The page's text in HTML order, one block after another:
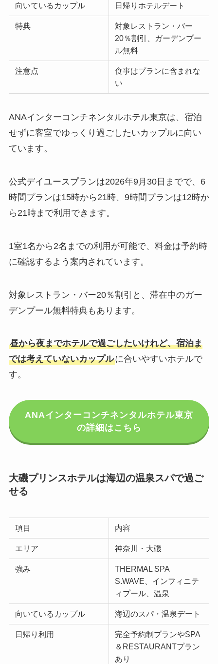
向いているカップル 日帰りホテルデート
特典
対象レストラン・バー
20％割引、ガーデンプー
ル無料
注意点
食事はプランに含まれな
い
ANAインターコンチネンタルホテル東京は、宿泊
せずに客室でゆっくり過ごしたいカップルに向い
ています。
公式デイユースプランは2026年9月30日までで、6
時間プランは15時から21時、9時間プランは12時か
ら21時まで利用できます。
1室1名から2名までの利用が可能で、料金は予約時
に確認するよう案内されています。
対象レストラン・バー20％割引と、滞在中のガー
デンプール無料特典もあります。
昼から夜までホテルで過ごしたいけれど、宿泊ま
では考えていないカップルに合いやすいホテルで
す。
ANAインターコンチネンタルホテル東京
の詳細はこちら
大磯プリンスホテルは海辺の温泉スパで過ご
せる
項目 内容
エリア 神奈川・大磯
強み
THERMAL SPA
S.WAVE、インフィニテ
ィプール、温泉
向いているカップル 海辺のスパ・温泉デート
日帰り利用
完全予約制プランやSPA
＆RESTAURANTプラン
あり